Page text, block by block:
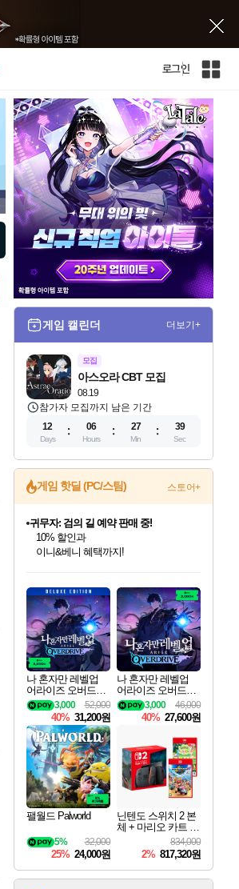
로그인
인
체
사
트
맵
게임 캘린더 더보기+
모집
08.19
아스오라 CBT 모집
참가자 모집까지 남은 기간
12
Days
06
Hours
27
Min
38
Sec
게임 핫딜 (PC/스팀) 스토어+
최대 90% 할인가를 만나보세요!
네이버혜택과 함께 만나보세요!
50%할인&추가 적립까지!
귀무자: 검의 길 예약 판매 중!
10% 할인과
비스트 오브 리인카네이션 정식 출시!
게임프릭 신작 IP
네이버 혜택가와 함께 예약하세요!
할인&네이버혜택으로 만나보세요!
네이버페이 혜택과 만나보세요!
40주년 프로모션으로 만나보세요!
네이버 포인트 혜택까지!
할인가에 만나보세요!
일부 에디션 상시 할인!
혜택으로 예약 판매 중
편안하게 충전하세요
나 혼자만 레벨업
어라이즈 오버드라
이브 디럭스 에디션
Solo Leveling Arise
Overdrive Deluxe Edi
tion
52,000
3,000
40% 31,200원
나 혼자만 레벨업
어라이즈 오버드라
이브 Solo Leveling A
rise
46,000
3,000
40% 27,600원
팰월드 Palworld
32,000
5%
25% 24,000원
닌텐도 스위치 2 본
체 + 마리오 카트 월
드 + 포켓몬 포코피
아 번들
834,000
2% 817,320원